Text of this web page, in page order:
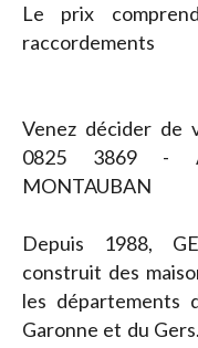
Le prix
raccordements
Venez décider de
0825 3869 -
MONTAUBAN
Depuis 1988,
construit des
les départements
Garonne et du